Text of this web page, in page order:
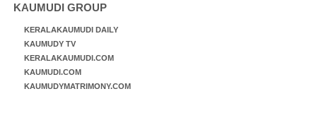
KAUMUDI GROUP
KERALAKAUMUDI DAILY
KAUMUDY TV
KERALAKAUMUDI.COM
KAUMUDI.COM
KAUMUDYMATRIMONY.COM